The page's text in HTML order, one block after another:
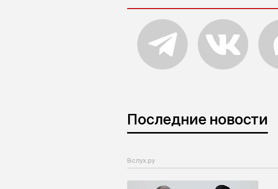
Последние новости
Вслух.ру